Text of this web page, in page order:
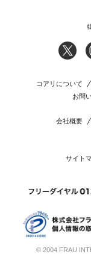
コアリについて
お問
会社概要
サイト
© 2004 FRAU